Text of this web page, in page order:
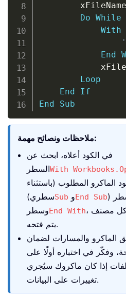
Do While
With
End
Loop
End
If
End
Sub
ملاحظات ونصائح مهمة:
في الكود أعلاه، ابحث عن
السطرWith
المطلوب (باستثناء
سطري)Sub وEnd Sub) بين هذا السطر
وسطرEnd With، ليتم تنفيذ العملية داخل كل مصنف
يتم فتحه.
الماكرو والمسارات لضمان
وفكّر في اختباره أولًا على
إذا كان ماكروك سيُجري
تغييرات على البيانات.